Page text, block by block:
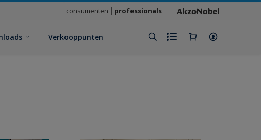
consumenten professionals
Verkooppunten